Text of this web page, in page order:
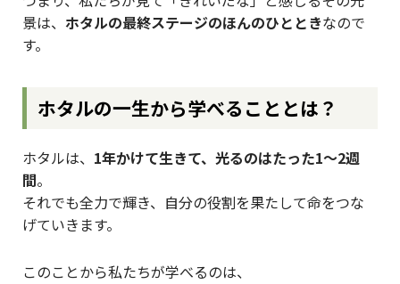
景は、 ホタルの最終ステージのほんのひとときなので
す。
ホタルの一生から学べることとは？
ホタルは、 1年かけて生きて、光るのはたった1〜2週
間。
それでも全力で輝き、自分の役割を果たして命をつな
げていきます。
このことから私たちが学べるのは、